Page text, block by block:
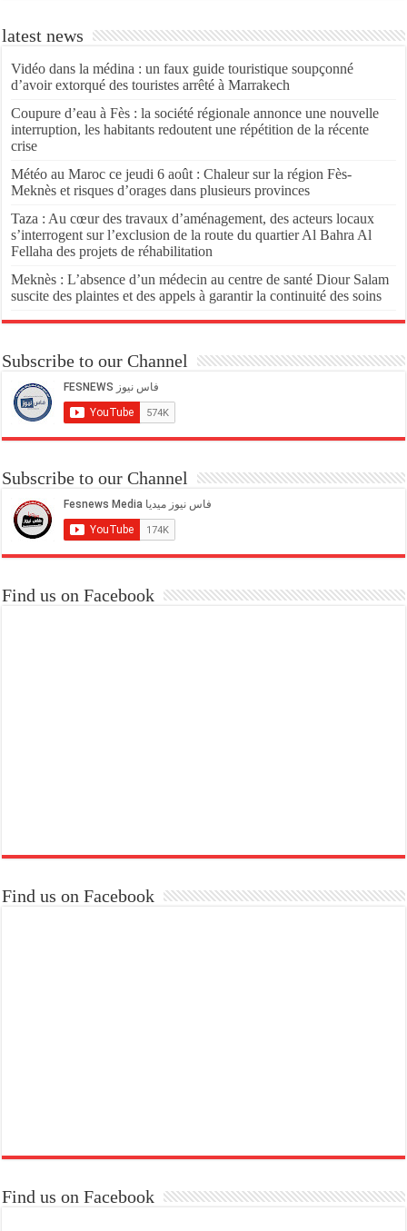
latest news
Vidéo dans la médina : un faux guide touristique soupçonné
d’avoir extorqué des touristes arrêté à Marrakech
Coupure d’eau à Fès : la société régionale annonce une nouvelle
interruption, les habitants redoutent une répétition de la récente
crise
Météo au Maroc ce jeudi 6 août : Chaleur sur la région Fès-
Meknès et risques d’orages dans plusieurs provinces
Taza : Au cœur des travaux d’aménagement, des acteurs locaux
s’interrogent sur l’exclusion de la route du quartier Al Bahra Al
Fellaha des projets de réhabilitation
Meknès : L’absence d’un médecin au centre de santé Diour Salam
suscite des plaintes et des appels à garantir la continuité des soins
Subscribe to our Channel
Subscribe to our Channel
Find us on Facebook
Find us on Facebook
Find us on Facebook